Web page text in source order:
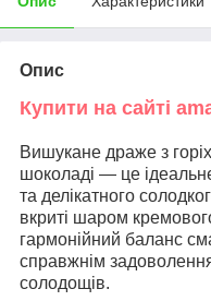
Опис
Купити на сайті
Вишукане драже з
шоколаді — це
та делікатного
вкриті шаром
гармонійний баланс
справжнім
солодощів.